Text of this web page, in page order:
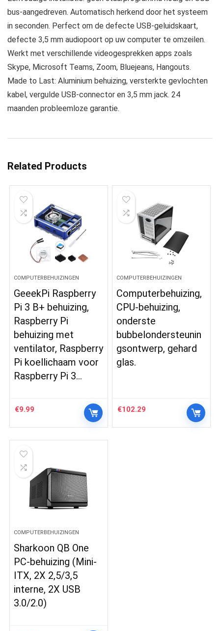
bus-aangedreven. Automatisch herkend door het systeem
in seconden. Perfect om de defecte USB-geluidskaart,
defecte 3,5 mm audiopoort op uw computer te omzeilen.
Werkt met verschillende videogesprekken apps zoals
Skype, Microsoft Teams, Zoom, Bluejeans, Hangouts.
Made to Last: Aluminium behuizing, versterkte gevlochten
kabel, vergulde USB-connector en 3,5 mm jack. 24
maanden probleemloze garantie.
Related Products
COMPUTERBEHUIZINGEN
GeeekPi Raspberry
Pi 3 B+ behuizing,
Raspberry Pi
behuizing met
ventilator, Raspberry
Pi koellichaam voor
Raspberry Pi 3…
€9.99
COMPUTERBEHUIZINGEN
Computerbehuizing,
CPU-behuizing,
onderste
bubbelondersteunin
gsontwerp, gehard
glas.
€102.29
COMPUTERBEHUIZINGEN
Sharkoon QB One
PC-behuizing (Mini-
ITX, 2X 2,5/3,5
interne, 2X USB
3.0/2.0)